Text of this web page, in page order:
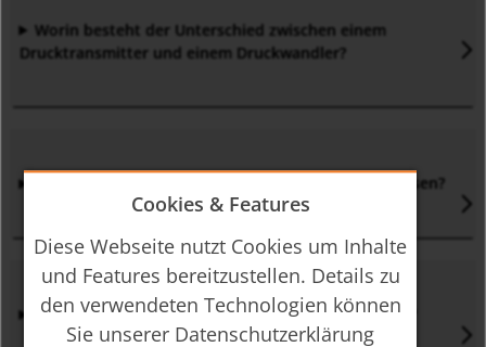
Worin besteht der Unterschied zwischen einem
Drucktransmitter und einem Druckwandler?
Welche Druckarten kann ein Drucktransmitter messen ?
Welche Medien kann ein Drucktransmitter messen
Cookies & Features
Diese Webseite nutzt Cookies um Inhalte
und Features bereitzustellen. Details zu
den verwendeten Technologien können
Sie unserer Datenschutzerklärung